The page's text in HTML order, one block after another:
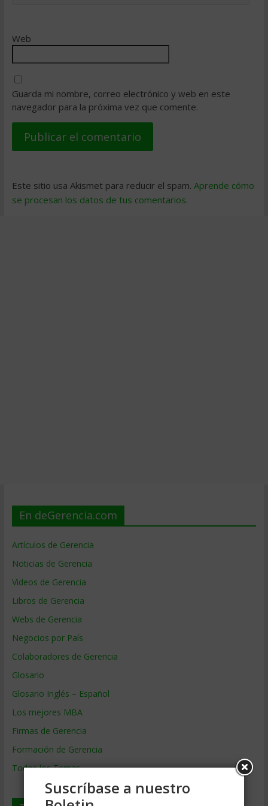
Web
Guarda mi nombre, correo electrónico y web en este
navegador para la próxima vez que comente.
Este sitio usa Akismet para reducir el spam. Aprende cómo
se procesan los datos de tus comentarios.
En deGerencia.com
Artículos de Gerencia
Noticias de Gerencia
Videos de Gerencia
Libros de Gerencia
Webs de Gerencia
Negocios por País
Colaboradores de Gerencia
Glosario
Glosario Inglés – Español
Los mejores MBA
Firmas de Gerencia
Formación de Gerencia
Todos los Temas
Suscríbase a nuestro